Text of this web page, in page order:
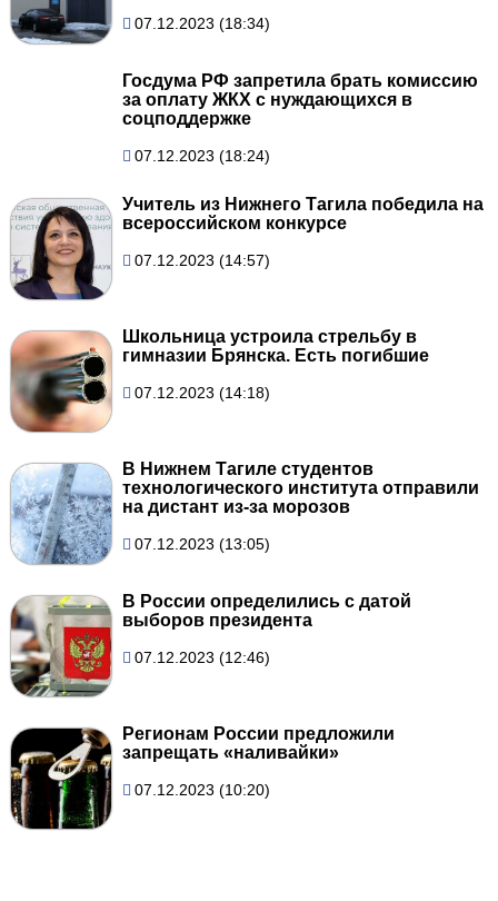
07.12.2023 (18:34)
Госдума РФ запретила брать комиссию
за оплату ЖКХ с нуждающихся в
соцподдержке
07.12.2023 (18:24)
Учитель из Нижнего Тагила победила на
всероссийском конкурсе
07.12.2023 (14:57)
Школьница устроила стрельбу в
гимназии Брянска. Есть погибшие
07.12.2023 (14:18)
В Нижнем Тагиле студентов
технологического института отправили
на дистант из-за морозов
07.12.2023 (13:05)
В России определились с датой
выборов президента
07.12.2023 (12:46)
Регионам России предложили
запрещать «наливайки»
07.12.2023 (10:20)